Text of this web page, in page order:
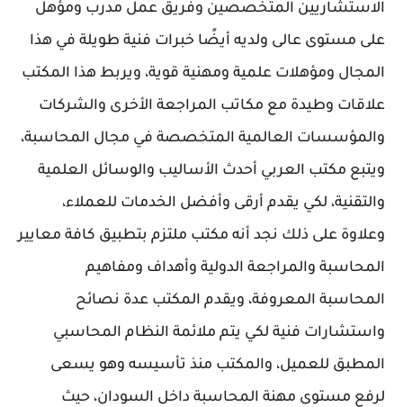
الاستشاريين المتخصصين وفريق عمل مدرب ومؤهل
على مستوى عالى ولديه أيضًا خبرات فنية طويلة في هذا
المجال ومؤهلات علمية ومهنية قوية، ويربط هذا المكتب
علاقات وطيدة مع مكاتب المراجعة الأخرى والشركات
والمؤسسات العالمية المتخصصة في مجال المحاسبة،
ويتبع مكتب العربي أحدث الأساليب والوسائل العلمية
والتقنية، لكي يقدم أرقى وأفضل الخدمات للعملاء،
وعلاوة على ذلك نجد أنه مكتب ملتزم بتطبيق كافة معايير
المحاسبة والمراجعة الدولية وأهداف ومفاهيم
المحاسبة المعروفة، ويقدم المكتب عدة نصائح
واستشارات فنية لكي يتم ملائمة النظام المحاسبي
المطبق للعميل، والمكتب منذ تأسيسه وهو يسعى
لرفع مستوى مهنة المحاسبة داخل السودان، حيث